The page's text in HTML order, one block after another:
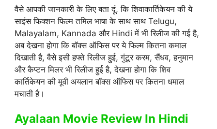
वैसे आपकी जानकारी के लिए बता दूं, कि शिवाकार्तिकेयन की ये
साइंस फिक्शन फिल्म तमिल भाषा के साथ साथ Telugu,
Malayalam, Kannada और Hindi में भी रिलीज की गई है,
अब देखना होगा कि बॉक्स ऑफिस पर ये फिल्म कितना कमाल
दिखाती है, वैसे इसी हफ्ते रिलीज हुई, गुंटूर करम, सैंधव, हनुमान
और कैप्टन मिलर भी रिलीज हुई है, देखना होगा कि शिव
कार्तिकेयन की मूवी अयलान बॉक्स ऑफिस पर कितना धमाल
मचाती है।
Ayalaan Movie Review In Hindi